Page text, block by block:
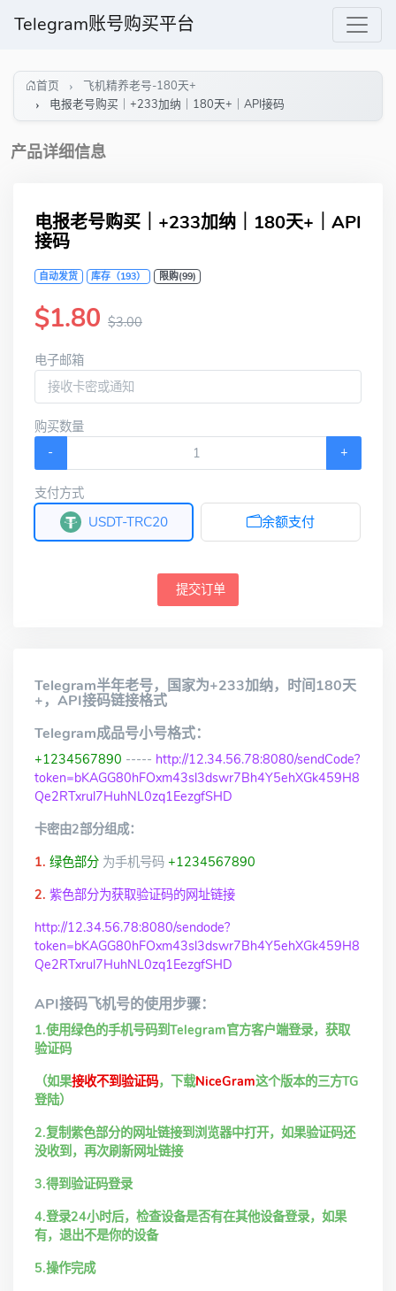
Telegram账号购买平台
首页
飞机精养老号-180天+
电报老号购买｜+233加纳｜180天+｜API接码
产品详细信息
电报老号购买｜+233加纳｜180天+｜API
接码
自动发货 库存（193） 限购(99)
$1.80 $3.00
电子邮箱
购买数量
-
+
支付方式
USDT-TRC20
余额支付
提交订单
Telegram半年老号，国家为+233加纳，时间180天
+，API接码链接格式
Telegram成品号小号格式：
+1234567890 ----- http://12.34.56.78:8080/sendCode?
token=bKAGG80hFOxm43sl3dswr7Bh4Y5ehXGk459H8
Qe2RTxrul7HuhNL0zq1EezgfSHD
卡密由2部分组成：
1. 绿色部分 为手机号码 +1234567890
2. 紫色部分为获取验证码的网址链接
http://12.34.56.78:8080/sendode?
token=bKAGG80hFOxm43sl3dswr7Bh4Y5ehXGk459H8
Qe2RTxrul7HuhNL0zq1EezgfSHD
API接码飞机号的使用步骤：
1.使用绿色的手机号码到Telegram官方客户端登录，获取
验证码
（如果接收不到验证码，下载NiceGram这个版本的三方TG
登陆）
2.复制紫色部分的网址链接到浏览器中打开，如果验证码还
没收到，再次刷新网址链接
3.得到验证码登录
4.登录24小时后，检查设备是否有在其他设备登录，如果
有，退出不是你的设备
5.操作完成